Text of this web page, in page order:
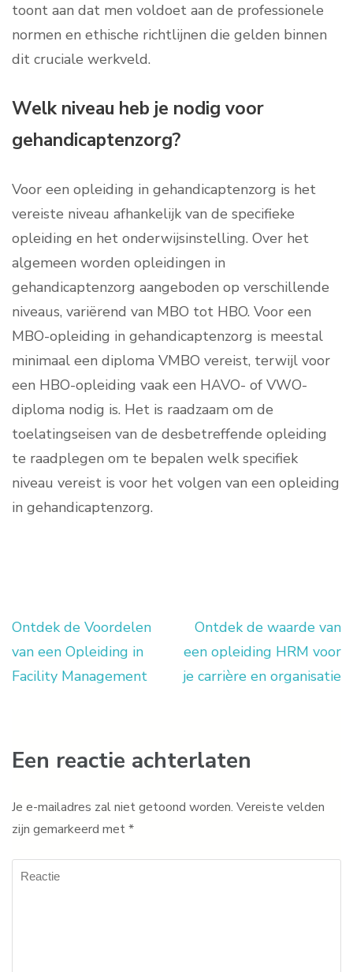
toont aan dat men voldoet aan de professionele
normen en ethische richtlijnen die gelden binnen
dit cruciale werkveld.
Welk niveau heb je nodig voor
gehandicaptenzorg?
Voor een opleiding in gehandicaptenzorg is het
vereiste niveau afhankelijk van de specifieke
opleiding en het onderwijsinstelling. Over het
algemeen worden opleidingen in
gehandicaptenzorg aangeboden op verschillende
niveaus, variërend van MBO tot HBO. Voor een
MBO-opleiding in gehandicaptenzorg is meestal
minimaal een diploma VMBO vereist, terwijl voor
een HBO-opleiding vaak een HAVO- of VWO-
diploma nodig is. Het is raadzaam om de
toelatingseisen van de desbetreffende opleiding
te raadplegen om te bepalen welk specifiek
niveau vereist is voor het volgen van een opleiding
in gehandicaptenzorg.
Berichtnavigatie
Ontdek de Voordelen
van een Opleiding in
Facility Management
Ontdek de waarde van
een opleiding HRM voor
je carrière en organisatie
Een reactie achterlaten
Je e-mailadres zal niet getoond worden. Vereiste velden
zijn gemarkeerd met*
Reactie